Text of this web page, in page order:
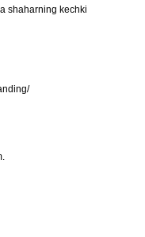
shaharning kechki